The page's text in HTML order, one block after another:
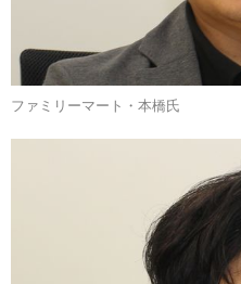
ファミリーマート・本橋氏